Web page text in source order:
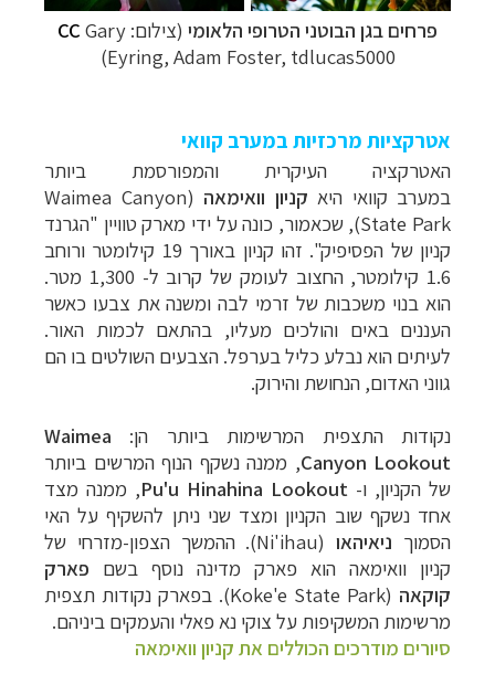
פרחים בגן הבוטני הטרופי הלאומי (צילום: CC Gary
Eyring, Adam Foster, tdlucas5000)
אטרקציות מרכזיות במערב קוואי
האטרקציה העיקרית והמפורסמת ביותר
במערב קוואי היא קניון וואימאה (
Waimea Canyon
State Park), שכאמור, כונה על ידי מארק טוויין "הגרנד
קניון של הפסיפיק". זהו קניון באורך 19 קילומטר ורוחב
1.6 קילומטר, החצוב לעומק של קרוב ל- 1,300 מטר.
הוא בנוי משכבות של זרמי לבה ומשנה את צבעו כאשר
העננים באים והולכים מעליו, בהתאם לכמות האור.
לעיתים הוא נבלע כליל בערפל. הצבעים השולטים בו הם
גווני האדום, הנחושת והירוק.
נקודות התצפית המרשימות ביותר הן: Waimea
Canyon Lookout, ממנה נשקף הנוף המרשים ביותר
של הקניון, ו- Pu'u Hinahina Lookout, ממנה מצד
אחד נשקף שוב הקניון ומצד שני ניתן להשקיף על האי
הסמוך ניאיהאו (
Ni'ihau). ההמשך הצפון-מזרחי של
קניון וואימאה הוא פארק מדינה נוסף בשם פארק
קוקאה (
Koke'e State Park). בפארק נקודות תצפית
מרשימות המשקיפות על צוקי נא פאלי והעמקים ביניהם.
סיורים מודרכים הכוללים את קניון וואימאה